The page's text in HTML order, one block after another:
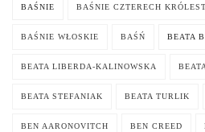
BAŚNIE BAŚNIE CZTERECH
BAŚNIE WŁOSKIE BAŚŃ BEATA
BEATA LIBERDA-KALINOWSKA
BEATA STEFANIAK BEATA TURLIK
BEN AARONOVITCH BEN CREED